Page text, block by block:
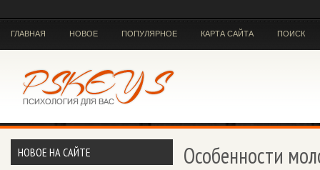
ГЛАВНАЯ НОВОЕ ПОПУЛЯРНОЕ КАРТА САЙТА ПОИСК
НОВОЕ НА САЙТЕ Особенности